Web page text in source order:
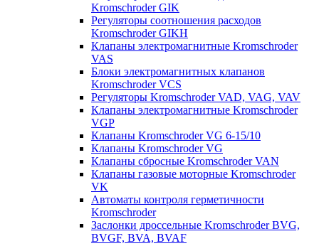
Kromschroder GIK
Регуляторы соотношения расходов
Kromschroder GIKH
Клапаны электромагнитные Kromschroder
VAS
Блоки электромагнитных клапанов
Kromschroder VCS
Регуляторы Kromschroder VAD, VAG, VAV
Клапаны электромагнитные Kromschroder
VGP
Клапаны Kromschroder VG 6-15/10
Клапаны Kromschroder VG
Клапаны сбросные Kromschroder VAN
Клапаны газовые моторные Kromschroder
VK
Автоматы контроля герметичности
Kromschroder
Заслонки дроссельные Kromschroder BVG,
BVGF, BVA, BVAF